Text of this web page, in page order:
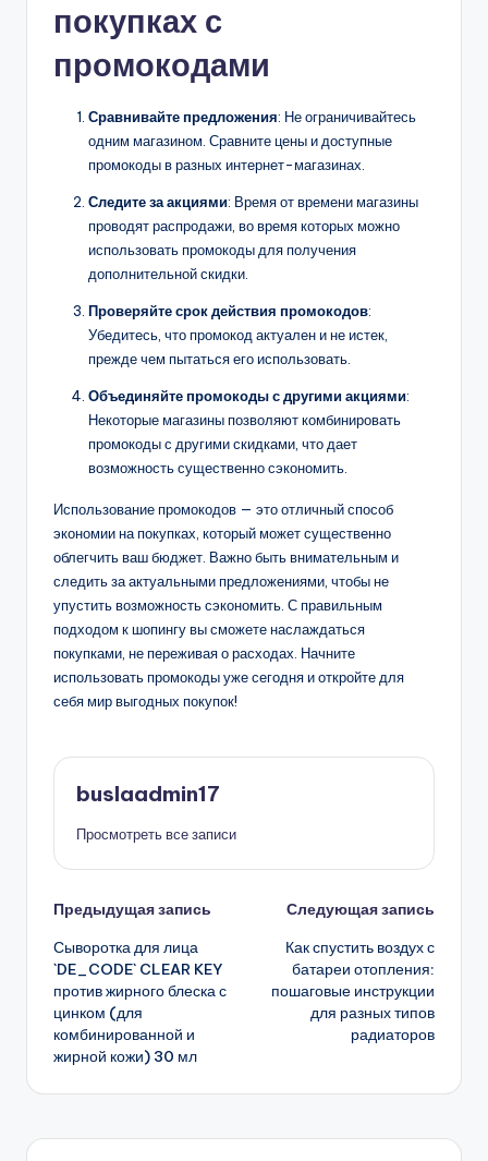
покупках с
промокодами
Сравнивайте предложения: Не ограничивайтесь
одним магазином. Сравните цены и доступные
промокоды в разных интернет-магазинах.
Следите за акциями: Время от времени магазины
проводят распродажи, во время которых можно
использовать промокоды для получения
дополнительной скидки.
Проверяйте срок действия промокодов:
Убедитесь, что промокод актуален и не истек,
прежде чем пытаться его использовать.
Объединяйте промокоды с другими акциями:
Некоторые магазины позволяют комбинировать
промокоды с другими скидками, что дает
возможность существенно сэкономить.
Использование промокодов — это отличный способ
экономии на покупках, который может существенно
облегчить ваш бюджет. Важно быть внимательным и
следить за актуальными предложениями, чтобы не
упустить возможность сэкономить. С правильным
подходом к шопингу вы сможете наслаждаться
покупками, не переживая о расходах. Начните
использовать промокоды уже сегодня и откройте для
себя мир выгодных покупок!
buslaadmin17
Просмотреть все записи
Навигация
записи
Предыдущая запись
Сыворотка для лица
`DE_CODE` CLEAR KEY
против жирного блеска с
цинком (для
комбинированной и
жирной кожи) 30 мл
Следующая запись
Как спустить воздух с
батареи отопления:
пошаговые инструкции
для разных типов
радиаторов